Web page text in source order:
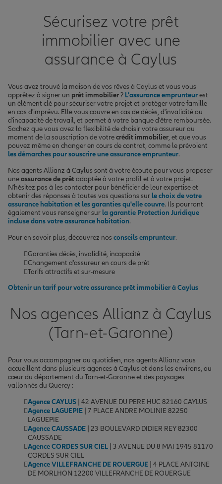
Sécurisez votre prêt
immobilier avec une
assurance à Caylus
Vous avez trouvé la maison de vos rêves à Caylus et vous vous
apprêtez à signer un prêt immobilier? L'assurance emprunteurest
un élément clé pour sécuriser votre projet et protéger votre famille
en cas d'imprévu. Elle vous couvre en cas de décès, d'invalidité ou
d'incapacité de travail, et permet à votre banque d'être remboursée.
Sachez que vous avez la flexibilité de choisir votre assureur au
moment de la souscription de votrecrédit immobilier, et que vous
pouvez même en changer en cours de contrat, comme le prévoient
les démarches pour souscrire une assurance emprunteur.
Nos agents Allianz à Caylus sont à votre écoute pour vous proposer
uneassurance de prêtadaptée à votre profil et à votre projet.
N'hésitez pas à les contacter pour bénéficier de leur expertise et
obtenir des réponses à toutes vos questions sur le choix de votre
assurance habitation et les garanties qu'elle couvre. Ils pourront
également vous renseigner sur la garantie Protection Juridique
incluse dans votre assurance habitation.
Pour en savoir plus, découvrez nos conseils emprunteur.
Garanties décès, invalidité, incapacité
Changement d'assureur en cours de prêt
Tarifs attractifs et sur-mesure
Obtenir un tarif pour votre assurance prêt immobilier à Caylus
Nos agences Allianz à Caylus
(Tarn-et-Garonne)
Pour vous accompagner au quotidien, nos agents Allianz vous
accueillent dans plusieurs agences à Caylus et dans les environs, au
cœur du département du Tarn-et-Garonne et des paysages
vallonnés du Quercy :
Agence CAYLUS | 42 AVENUE DU PERE HUC 82160 CAYLUS
Agence LAGUEPIE | 7 PLACE ANDRE MOLINIE 82250
LAGUEPIE
Agence CAUSSADE | 23 BOULEVARD DIDIER REY 82300
CAUSSADE
Agence CORDES SUR CIEL | 3 AVENUE DU 8 MAI 1945 81170
CORDES SUR CIEL
Agence VILLEFRANCHE DE ROUERGUE | 4 PLACE ANTOINE
DE MORLHON 12200 VILLEFRANCHE DE ROUERGUE